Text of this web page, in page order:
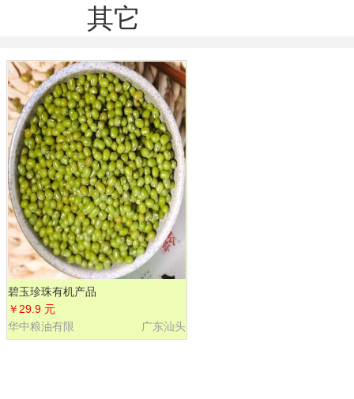
其它
碧玉珍珠有机产品
￥29.9 元
广东汕头
华中粮油有限
公司